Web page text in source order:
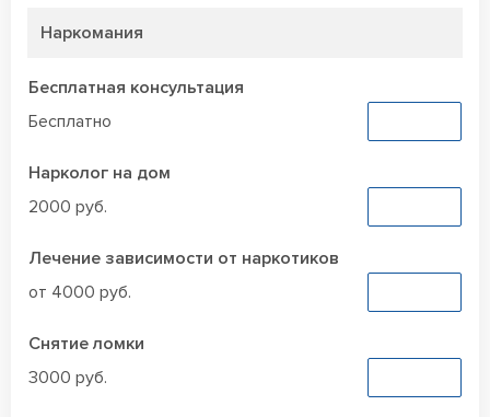
Наркомания
Бесплатная консультация
Бесплатно
Нарколог на дом
2000 руб.
Лечение зависимости от наркотиков
от 4000 руб.
Снятие ломки
3000 руб.